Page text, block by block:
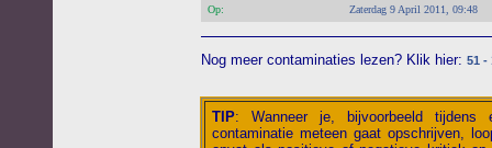
Op:
Zaterdag 9 April 2011, 09:48
Nog meer contaminaties lezen? Klik hier: 51 -
TIP: Wanneer je, bijvoorbeeld tijdens
contaminatie meteen gaat opschrijven,